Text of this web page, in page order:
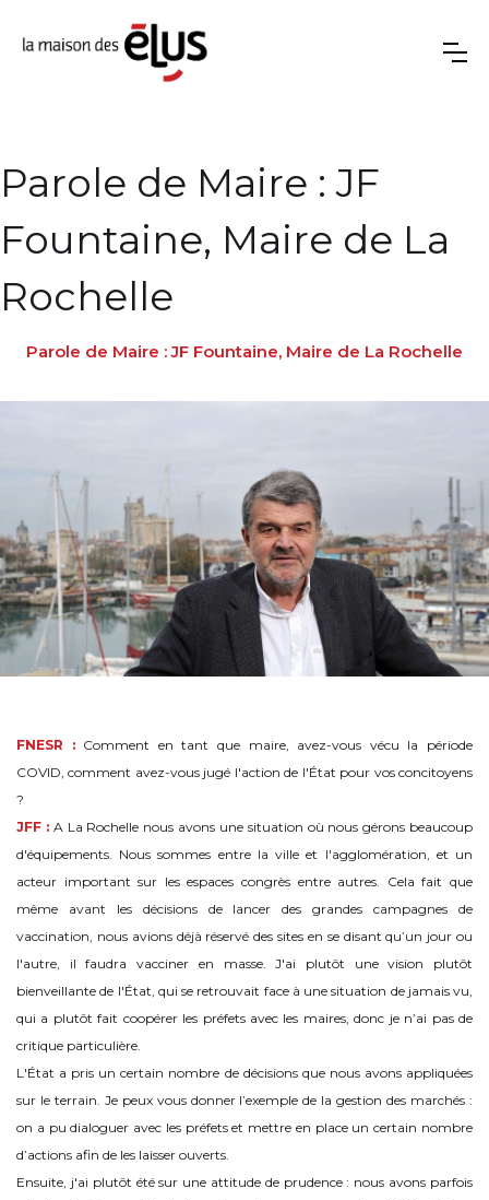
Parole de Maire : JF
Fountaine, Maire de La
Rochelle
Parole de Maire : JF Fountaine, Maire de La Rochelle
FNESR :Comment en tant que maire, avez-vous vécu la période
COVID, comment avez-vous jugé l'action de l'État pour vos concitoyens
?
JFF :A La Rochelle nous avons une situation où nous gérons beaucoup
d'équipements. Nous sommes entre la ville et l'agglomération, et un
acteur important sur les espaces congrès entre autres. Cela fait que
même avant les décisions de lancer des grandes campagnes de
vaccination, nous avions déjà réservé des sites en se disant qu’un jour ou
l'autre, il faudra vacciner en masse. J'ai plutôt une vision plutôt
bienveillante de l'État, qui se retrouvait face à une situation de jamais vu,
qui a plutôt fait coopérer les préfets avec les maires, donc je n’ai pas de
critique particulière.
L'État a pris un certain nombre de décisions que nous avons appliquées
sur le terrain. Je peux vous donner l’exemple de la gestion des marchés :
on a pu dialoguer avec les préfets et mettre en place un certain nombre
d’actions afin de les laisser ouverts.
Ensuite, j'ai plutôt été sur une attitude de prudence : nous avons parfois